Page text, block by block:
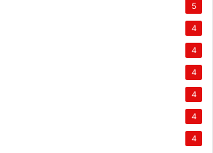
5
4
4
4
4
4
4